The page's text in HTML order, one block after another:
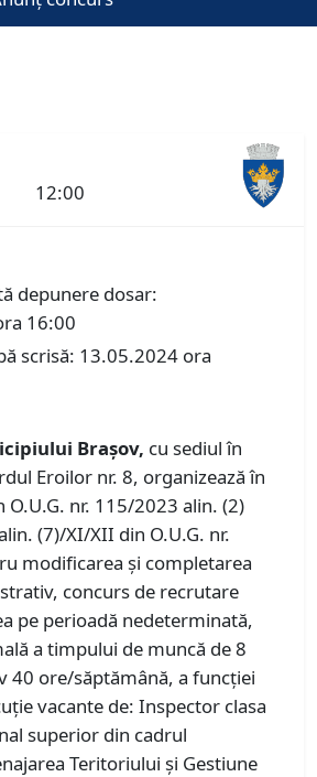
12:00
depunere dosar:
16:00
scrisă: 13.05.2024 ora
Braşov, cu sediul în
Eroilor nr. 8, organizează în
O.U.G. nr. 115/2023 alin. (2)
(7)/XI/XII din O.U.G. nr.
modificarea și completarea
concurs de recrutare
pe perioadă nedeterminată,
a timpului de muncă de 8
40 ore/săptămână, a funcţiei
vacante de: Inspector clasa
superior din cadrul
Teritoriului și Gestiune